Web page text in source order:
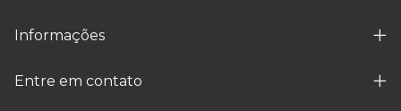
Informações
Entre em contato